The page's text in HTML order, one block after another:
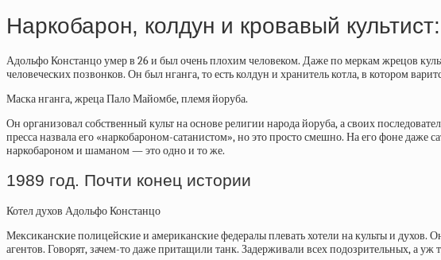
Наркобарон, колдун и кровавый
Адольфо Констанцо умер в 26 и был очень плохим человеком. Даже по меркам жрецов
человеческих позвонков. Он был нганга, то есть колдун и хранитель котла, в котором
Маска нганга, жреца Пало Майомбе, племя йоруба.
Он организовал собственный культ на основе религии народа йоруба, а своих
пресса назвала его «наркобароном-сатанистом», но это просто смешно. На его фоне
наркобароном и шаманом — это одно и то же.
1989 год. Почти конец истории
Котел духов Адольфо Констанцо
Мексиканские полицейские и американские федералы плевать хотели на культы и
агентов. Говорят, зачем-то даже притащили танк. Задерживали всех подозрительных, а